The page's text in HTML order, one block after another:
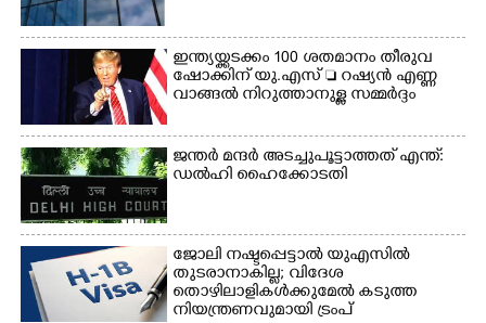
ഇന്ത്യയ്ക്കടക്കം 100 ശതമാനം തീരുവ
ഷോക്കിന് യു.എസ്  റഷ്യൻ എണ്ണ
വാങ്ങൽ നിറുത്താനുള്ള സമ്മർദ്ദം
ജന്ത‌‌ർ മന്ദർ അടച്ചുപൂട്ടാത്തത് എന്ത്:
ഡൽഹി ഹൈക്കോടതി
ജോലി നഷ്ടപ്പെട്ടാൽ യുഎസിൽ
തുടരാനാകില്ല; വിദേശ
തൊഴിലാളികൾക്കുമേൽ കടുത്ത
നിയന്ത്രണവുമായി ട്രംപ്‌